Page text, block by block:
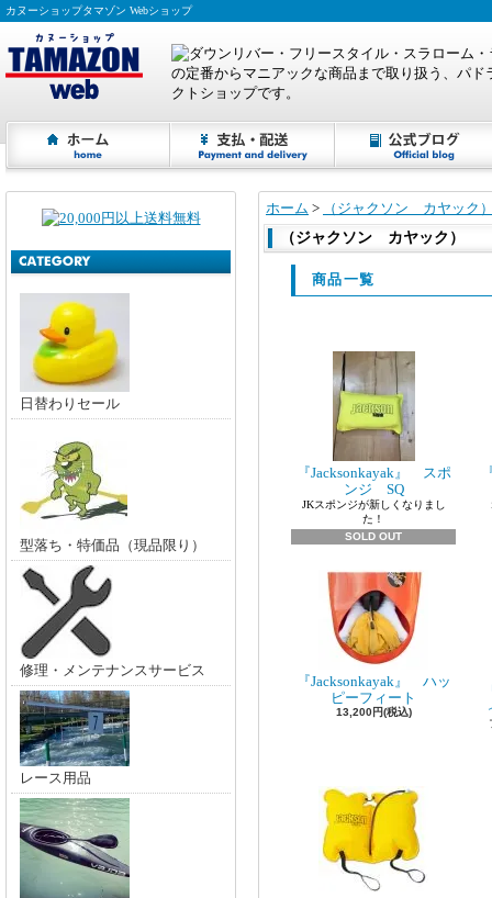
カヌーショップタマゾン Webショップ
日替わりセール
型落ち・特価品（現品限り）
修理・メンテナンスサービス
レース用品
ホーム >
（ジャクソン カヤック
（ジャクソン カヤック）
商品一覧
『Jacksonkayak』 スポ
ンジ SQ
JKスポンジが新しくなりまし
た！
SOLD OUT
『Jacksonkayak』 ハッ
ピーフィート
13,200円(税込)